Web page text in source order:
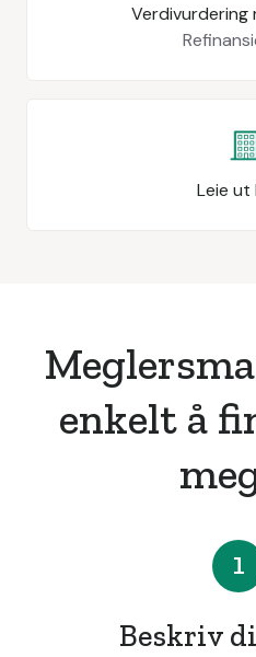
Verdivurdering
Leie ut
enkelt å
1
Beskriv